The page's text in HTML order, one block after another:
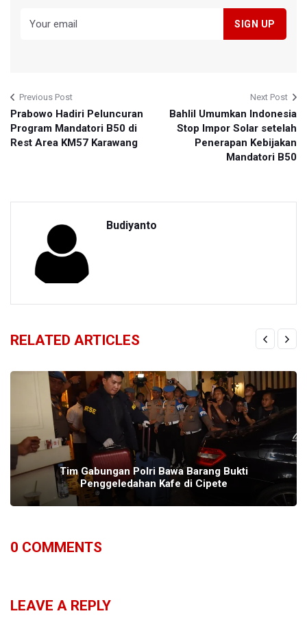
Previous Post
Prabowo Hadiri Peluncuran
Program Mandatori B50 di
Rest Area KM57 Karawang
Next Post
Bahlil Umumkan Indonesia
Stop Impor Solar setelah
Penerapan Kebijakan
Mandatori B50
Budiyanto
RELATED ARTICLES
Tim Gabungan Polri Bawa Barang Bukti
Penggeledahan Kafe di Cipete
0 COMMENTS
LEAVE A REPLY